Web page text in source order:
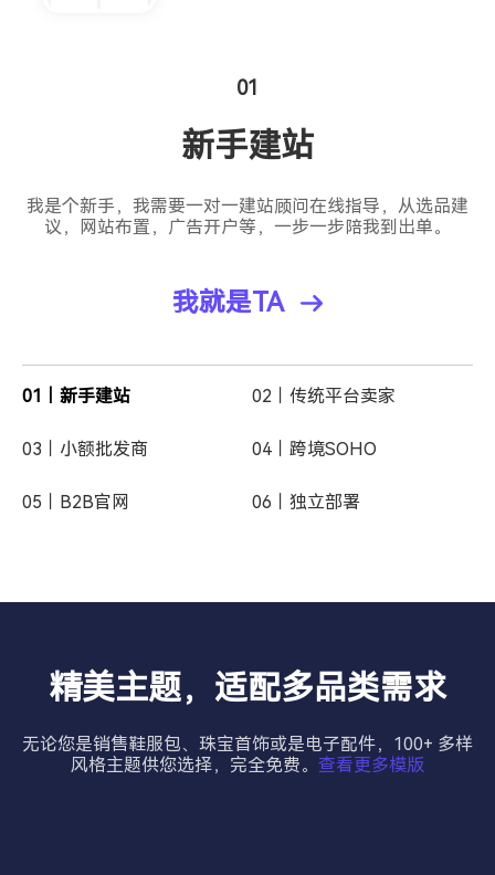
01
新手建站
我是个新手，我需要一对一建站顾问在线指导，从选品建
议，网站布置，广告开户等，一步一步陪我到出单。
我就是TA
01｜新手建站 02｜传统平台卖家
03｜小额批发商 04｜跨境SOHO
05｜B2B官网 06｜独立部署
精美主题，适配多品类需求
无论您是销售鞋服包、珠宝首饰或是电子配件，100+ 多样
风格主题供您选择，完全免费。 查看更多模版